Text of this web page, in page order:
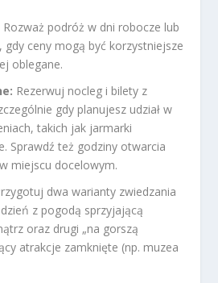
Rozważ podróż w dni robocze lub
gdy ceny mogą być korzystniejsze
oblegane.
Rezerwuj nocleg i bilety z
gdy planujesz udział w
takich jak jarmarki
Sprawdź też godziny otwarcia
miejscu docelowym.
dwa warianty zwiedzania
z pogodą sprzyjającą
oraz drugi „na gorszą
atrakcje zamknięte (np. muzea